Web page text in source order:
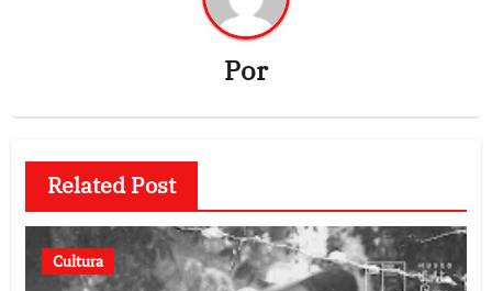
Por
Related Post
Cultura